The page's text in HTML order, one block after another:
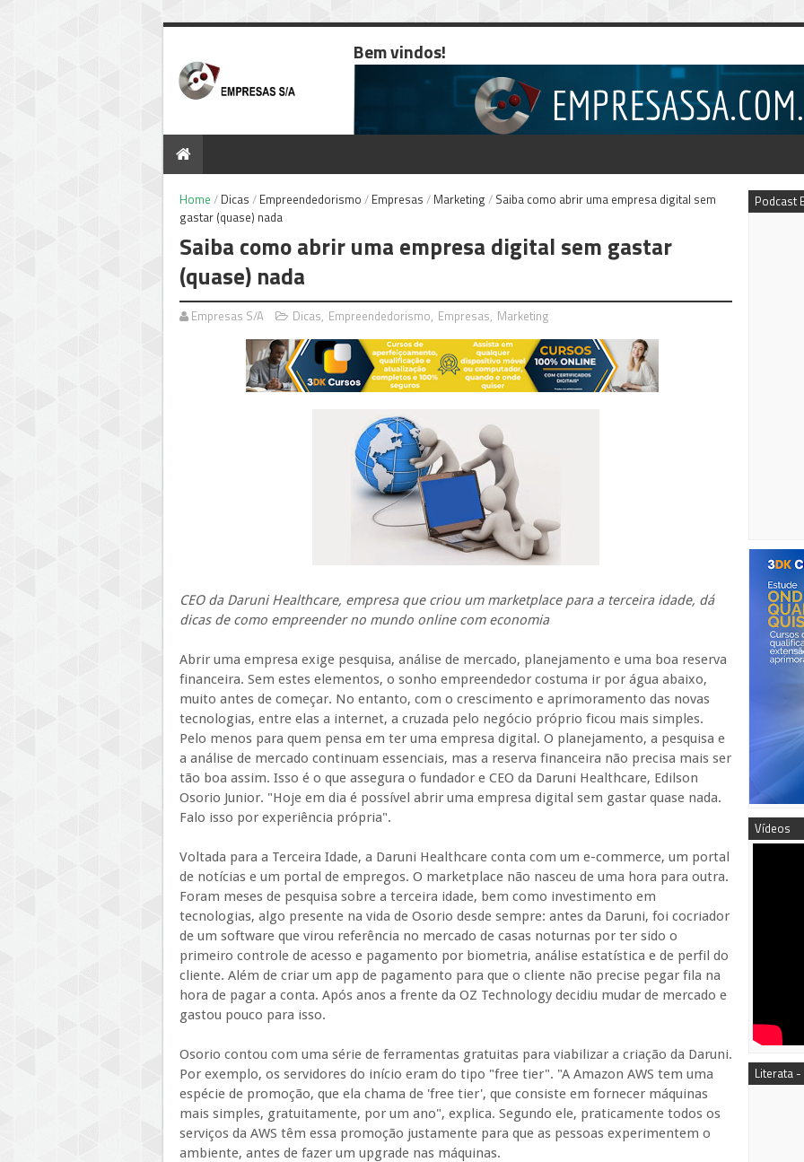
Bem vindos!
Home / Dicas / Empreendedorismo / Empresas / Marketing / Saiba como abrir uma empresa digital sem
gastar (quase) nada
Saiba como abrir uma empresa digital sem gastar
(quase) nada
Empresas S/A Dicas, Empreendedorismo, Empresas, Marketing
CEO da Daruni Healthcare, empresa que criou um marketplace para a terceira idade, dá
dicas de como empreender no mundo online com economia
Abrir uma empresa exige pesquisa, análise de mercado, planejamento e uma boa reserva
financeira. Sem estes elementos, o sonho empreendedor costuma ir por água abaixo,
muito antes de começar. No entanto, com o crescimento e aprimoramento das novas
tecnologias, entre elas a internet, a cruzada pelo negócio próprio ficou mais simples.
Pelo menos para quem pensa em ter uma empresa digital. O planejamento, a pesquisa e
a análise de mercado continuam essenciais, mas a reserva financeira não precisa mais ser
tão boa assim. Isso é o que assegura o fundador e CEO da Daruni Healthcare, Edilson
Osorio Junior. "Hoje em dia é possível abrir uma empresa digital sem gastar quase nada.
Falo isso por experiência própria".
Voltada para a Terceira Idade, a Daruni Healthcare conta com um e-commerce, um portal
de notícias e um portal de empregos. O marketplace não nasceu de uma hora para outra.
Foram meses de pesquisa sobre a terceira idade, bem como investimento em
tecnologias, algo presente na vida de Osorio desde sempre: antes da Daruni, foi cocriador
de um software que virou referência no mercado de casas noturnas por ter sido o
primeiro controle de acesso e pagamento por biometria, análise estatística e de perfil do
cliente. Além de criar um app de pagamento para que o cliente não precise pegar fila na
hora de pagar a conta. Após anos a frente da OZ Technology decidiu mudar de mercado e
gastou pouco para isso.
Osorio contou com uma série de ferramentas gratuitas para viabilizar a criação da Daruni.
Por exemplo, os servidores do início eram do tipo "free tier". "A Amazon AWS tem uma
espécie de promoção, que ela chama de 'free tier', que consiste em fornecer máquinas
mais simples, gratuitamente, por um ano", explica. Segundo ele, praticamente todos os
serviços da AWS têm essa promoção justamente para que as pessoas experimentem o
ambiente, antes de fazer um upgrade nas máquinas.
Podcast
Vídeos
Literata